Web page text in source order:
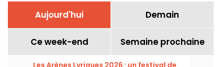
Aujourd'hui Demain
Ce week-end Semaine prochaine
Les Arènes Lyriques 2026 : un festival de